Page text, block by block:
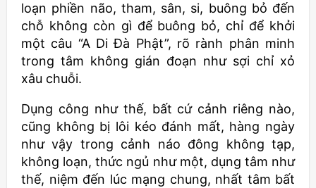
loạn phiền não, tham, sân, si, buông bỏ đến
chỗ không còn gì để buông bỏ, chỉ để khởi
một câu “A Di Đà Phật”, rõ rành phân minh
trong tâm không gián đoạn như sợi chỉ xỏ
xâu chuỗi.
Dụng công như thế, bất cứ cảnh riêng nào,
cũng không bị lôi kéo đánh mất, hàng ngày
như vậy trong cảnh náo đông không tạp,
không loạn, thức ngủ như một, dụng tâm như
thế, niệm đến lúc mạng chung, nhất tâm bất